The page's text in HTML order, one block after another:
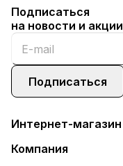
Подписаться
на новости и акции
Подписаться
Интернет-магазин
Компания